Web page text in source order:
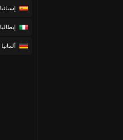
إسبانيا
إيطاليا
ألمانيا